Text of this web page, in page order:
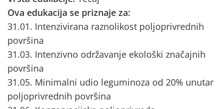
Ova edukacija se priznaje za:
31.01. Intenzivirana raznolikost poljoprivrednih
površina
31.03. Intenzivno održavanje ekološki značajnih
površina
31.05. Minimalni udio leguminoza od 20% unutar
poljoprivrednih površina